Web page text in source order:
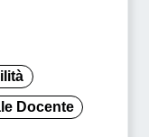
Docente